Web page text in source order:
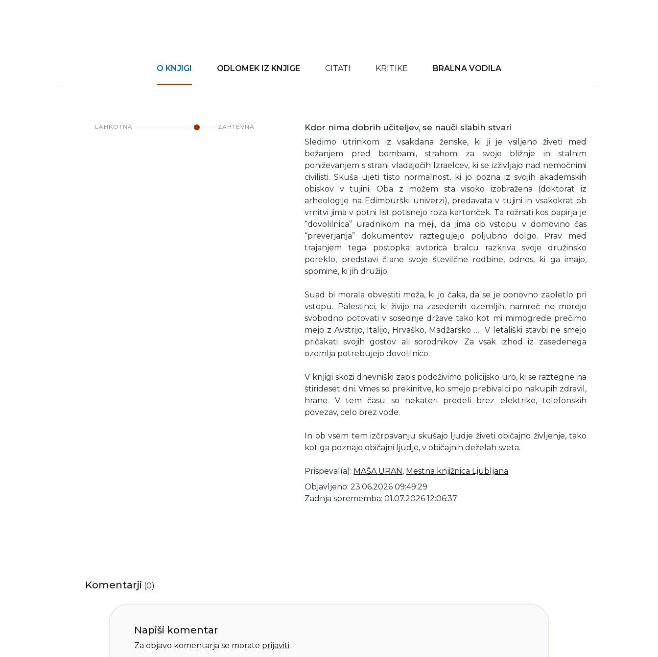
O KNJIGI ODLOMEK IZ KNJIGE CITATI KRITIKE BRALNA VODILA
LAHKOTNA ZAHTEVNA Kdor nima dobrih učiteljev, se nauči slabih stvari
Sledimo utrinkom iz vsakdana ženske, ki ji je vsiljeno živeti med
bežanjem pred bombami, strahom za svoje bližnje in stalnim
poniževanjem s strani vladajočih Izraelcev, ki se izživljajo nad nemočnimi
civilisti. Skuša ujeti tisto normalnost, ki jo pozna iz svojih akademskih
obiskov v tujini. Oba z možem sta visoko izobražena (doktorat iz
arheologije na Edimburški univerzi), predavata v tujini in vsakokrat ob
vrnitvi jima v potni list potisnejo roza kartonček. Ta rožnati kos papirja je
“dovolilnica” uradnikom na meji, da jima ob vstopu v domovino čas
“preverjanja” dokumentov raztegujejo poljubno dolgo. Prav med
trajanjem tega postopka avtorica bralcu razkriva svoje družinsko
poreklo, predstavi člane svoje številčne rodbine, odnos, ki ga imajo,
spomine, ki jih družijo.
Suad bi morala obvestiti moža, ki jo čaka, da se je ponovno zapletlo pri
vstopu. Palestinci, ki živijo na zasedenih ozemljih, namreč ne morejo
svobodno potovati v sosednje države tako kot mi mimogrede prečimo
mejo z Avstrijo, Italijo, Hrvaško, Madžarsko … V letališki stavbi ne smejo
pričakati svojih gostov ali sorodnikov. Za vsak izhod iz zasedenega
ozemlja potrebujejo dovolilnico.
V knjigi skozi dnevniški zapis podoživimo policijsko uro, ki se raztegne na
štirideset dni. Vmes so prekinitve, ko smejo prebivalci po nakupih zdravil,
hrane. V tem času so nekateri predeli brez elektrike, telefonskih
povezav, celo brez vode.
In ob vsem tem izčrpavanju skušajo ljudje živeti običajno življenje, tako
kot ga poznajo običajni ljudje, v običajnih deželah sveta.
Prispeval(a): MAŠA URAN, Mestna knjižnica Ljubljana
Objavljeno: 23.06.2026 09:49:29
Zadnja sprememba: 01.07.2026 12:06:37
Komentarji (0)
Napiši komentar
Za objavo komentarja se morate prijaviti.